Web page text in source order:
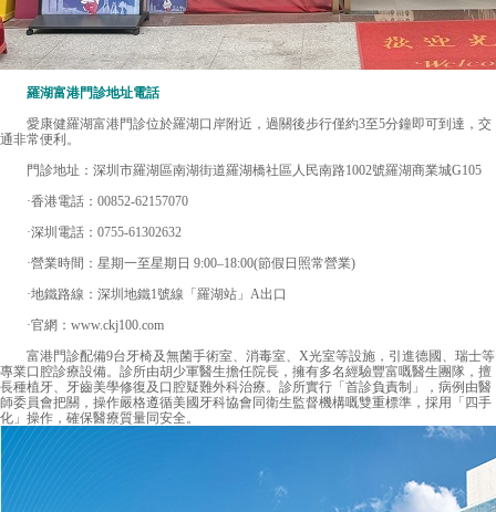
羅湖富港門診地址電話
愛康健羅湖富港門診位於羅湖口岸附近，過關後步行僅約3至5分鐘即可到達，交
通非常便利。
門診地址：深圳市羅湖區南湖街道羅湖橋社區人民南路1002號羅湖商業城G105
·香港電話： 00852-62157070
·深圳電話： 0755-61302632
·營業時間：星期一至星期日 9:00–18:00(節假日照常營業)
·地鐵路線：深圳地鐵1號線「羅湖站」A出口
·官網：www.ckj100.com
富港門診配備9台牙椅及無菌手術室、消毒室、X光室等設施，引進德國、瑞士等
專業口腔診療設備。診所由胡少軍醫生擔任院長，擁有多名經驗豐富嘅醫生團隊，擅
長種植牙、牙齒美學修復及口腔疑難外科治療。診所實行「首診負責制」，病例由醫
師委員會把關，操作嚴格遵循美國牙科協會同衛生監督機構嘅雙重標準，採用「四手
化」操作，確保醫療質量同安全。